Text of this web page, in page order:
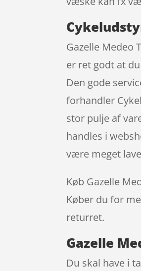
Gazelle Medeo
er ret godt at
Den gode
forhandler
stor pulje af
handles i
være meget
Køb Gazelle
Køber du for
returret.
Gazelle
Du skal have i